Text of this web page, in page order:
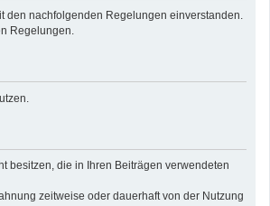
den nachfolgenden Regelungen einverstanden.
Regelungen.
besitzen, die in Ihren Beiträgen verwendeten
zeitweise oder dauerhaft von der Nutzung